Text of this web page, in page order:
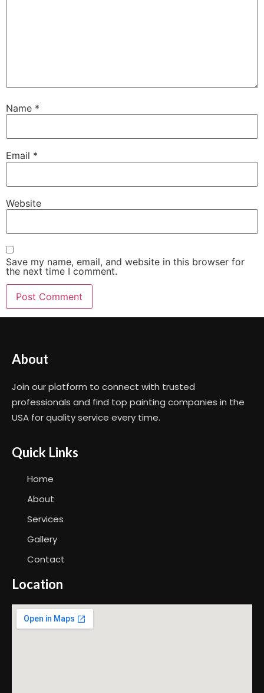
Name *
Email *
Website
Save my name, email, and website in this browser for
the next time I comment.
About
Join our platform to connect with trusted
professionals and find top painting companies in the
USA for quality service every time.
Quick Links
Home
About
Services
Gallery
Contact
Location